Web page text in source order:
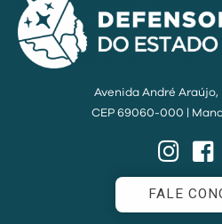
Avenida André Araújo,
CEP 69060-000 |
FALE